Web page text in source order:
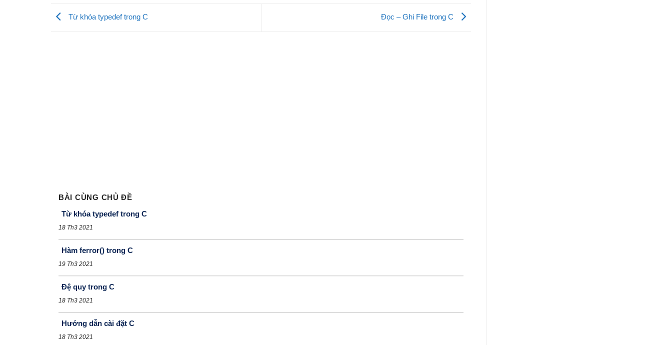
Từ khóa typedef trong C Đọc – Ghi File trong C
BÀI CÙNG CHỦ ĐỀ
Từ khóa typedef trong C
18 Th3 2021
Hàm ferror() trong C
19 Th3 2021
Đệ quy trong C
18 Th3 2021
Hướng dẫn cài đặt C
18 Th3 2021